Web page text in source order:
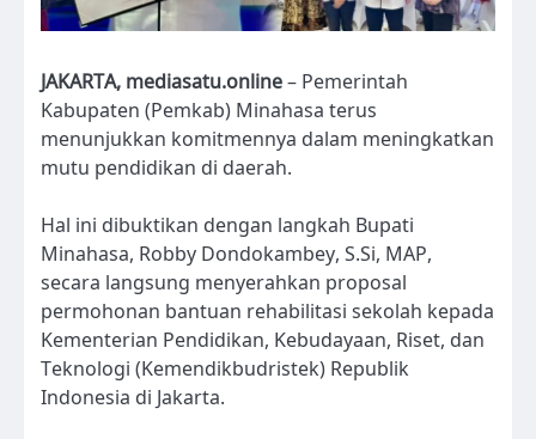
JAKARTA, mediasatu.online– Pemerintah
Kabupaten (Pemkab) Minahasa terus
menunjukkan komitmennya dalam meningkatkan
mutu pendidikan di daerah.
Hal ini dibuktikan dengan langkah Bupati
Minahasa, Robby Dondokambey, S.Si, MAP,
secara langsung menyerahkan proposal
permohonan bantuan rehabilitasi sekolah kepada
Kementerian Pendidikan, Kebudayaan, Riset, dan
Teknologi (Kemendikbudristek) Republik
Indonesia di Jakarta.